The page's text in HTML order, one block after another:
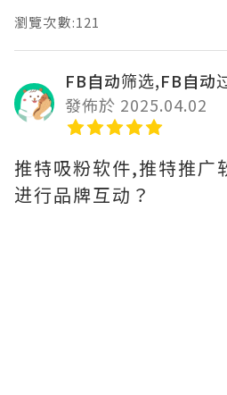
瀏覽次數:121
FB自动筛选,FB自动
發佈於 2025.04.02
推特吸粉软件,推特推广
进行品牌互动？